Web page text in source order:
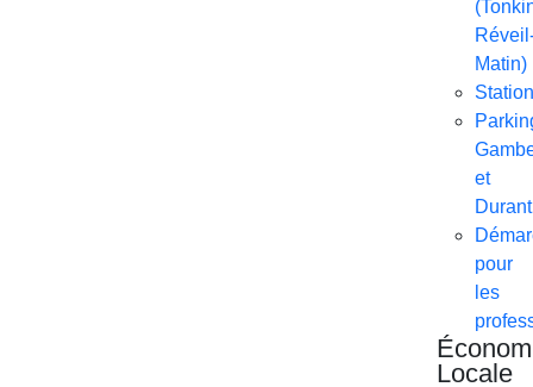
Matin)
et
pour
les
Locale